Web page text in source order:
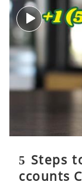
5 Steps
ccounts